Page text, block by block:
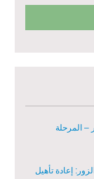
- المرحلة
دير الزور